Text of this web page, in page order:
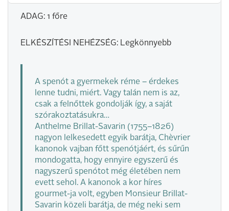
ADAG: 1 főre
ELKÉSZÍTÉSI NEHÉZSÉG: Legkönnyebb
A spenót a gyermekek réme – érdekes
lenne tudni, miért. Vagy talán nem is az,
csak a felnőttek gondolják így, a saját
szórakoztatásukra…
Anthelme Brillat-Savarin (1755–1826)
nagyon lelkesedett egyik barátja, Chèvrier
kanonok vajban főtt spenótjáért, és sűrűn
mondogatta, hogy ennyire egyszerű és
nagyszerű spenótot még életében nem
evett sehol. A kanonok a kor híres
gourmet-ja volt, egyben Monsieur Brillat-
Savarin közeli barátja, de még neki sem